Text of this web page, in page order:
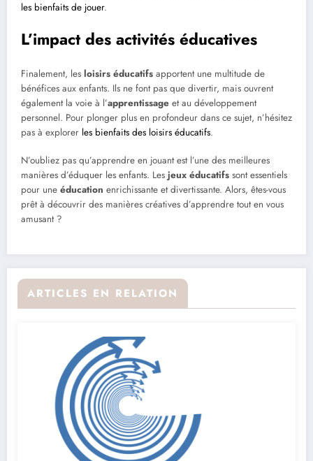
les bienfaits de jouer.
L’impact des activités éducatives
Finalement, les loisirs éducatifs apportent une multitude de
bénéfices aux enfants. Ils ne font pas que divertir, mais ouvrent
également la voie à l’apprentissage et au développement
personnel. Pour plonger plus en profondeur dans ce sujet, n’hésitez
pas à explorer les bienfaits des loisirs éducatifs.
N’oubliez pas qu’apprendre en jouant est l’une des meilleures
manières d’éduquer les enfants. Les jeux éducatifs sont essentiels
pour une éducation enrichissante et divertissante. Alors, êtes-vous
prêt à découvrir des manières créatives d’apprendre tout en vous
amusant ?
ARTICLES EN RELATION